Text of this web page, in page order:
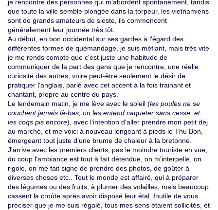
je rencontre des personnes qui m'abordent spontanément, tandis
que toute la ville semble plongée dans la torpeur, les vietnamiens
sont de grands amateurs de sieste, ils commencent
généralement leur journée très tôt.
Au début, en bon occidental sur ses gardes à l'égard des
différentes formes de quémandage, je suis méfiant, mais très vite
je me rends compte que c'est juste une habitude de
communiquer de la part des gens que je rencontre, une réelle
curiosité des autres, voire peut-être seulement le désir de
pratiquer l'anglais, parlé avec cet accent à la fois trainant et
chantant, propre au centre du pays.
Le lendemain matin, je me lève avec le soleil (les poules ne se
couchent jamais là-bas, on les entend caqueter sans cesse, et
les coqs pis encore), avec l'intention d'aller prendre mon petit dej
au marché, et me voici à nouveau longeant à pieds le Thu Bon,
émergeant tout juste d'une brume de chaleur à la bretonne.
J'arrive avec les premiers clients, pas le moindre touriste en vue,
du coup l'ambiance est tout à fait détendue, on m'interpelle, on
rigole, on me fait signe de prendre des photos, de goûter à
diverses choses etc.. Tout le monde est affairé, qui à préparer
des légumes ou des fruits, à plumer des volailles, mais beaucoup
cassent la croûte après avoir disposé leur étal. Inutile de vous
préciser que je me suis régalé, tous mes sens étaient sollicités, et